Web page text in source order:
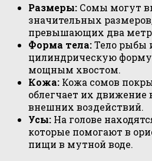
Размеры: Сомы могут
значительных
превышающих два
Форма тела:Тело рыбы
цилиндрическую форму
мощным хвостом.
Кожа: Кожа сомов
облегчает их движение
внешних воздействий.
Усы: На голове
которые помогают в
пищи в мутной воде.